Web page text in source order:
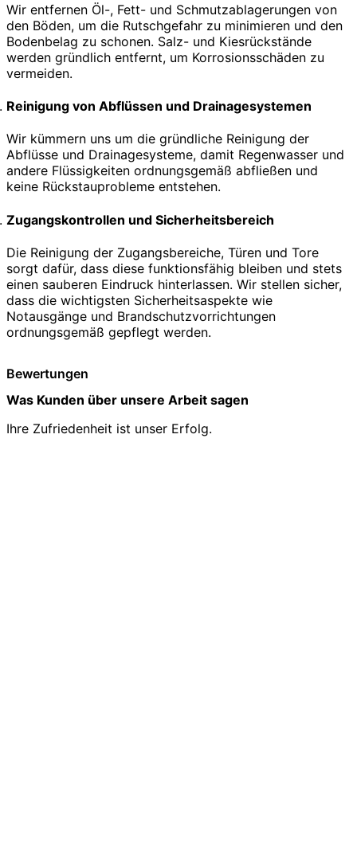
Wir entfernen Öl-, Fett- und Schmutzablagerungen von
den Böden, um die Rutschgefahr zu minimieren und den
Bodenbelag zu schonen. Salz- und Kiesrückstände
werden gründlich entfernt, um Korrosionsschäden zu
vermeiden.
Reinigung von Abflüssen und Drainagesystemen
Wir kümmern uns um die gründliche Reinigung der
Abflüsse und Drainagesysteme, damit Regenwasser und
andere Flüssigkeiten ordnungsgemäß abfließen und
keine Rückstauprobleme entstehen.
Zugangskontrollen und Sicherheitsbereich
Die Reinigung der Zugangsbereiche, Türen und Tore
sorgt dafür, dass diese funktionsfähig bleiben und stets
einen sauberen Eindruck hinterlassen. Wir stellen sicher,
dass die wichtigsten Sicherheitsaspekte wie
Notausgänge und Brandschutzvorrichtungen
ordnungsgemäß gepflegt werden.
Bewertungen
Was Kunden über unsere Arbeit sagen
Ihre Zufriedenheit ist unser Erfolg.